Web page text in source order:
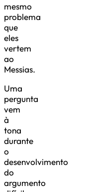
mesmo
problema
que
eles
vertem
ao
Messias.
Uma
pergunta
vem
à
tona
durante
o
desenvolvimento
do
argumento